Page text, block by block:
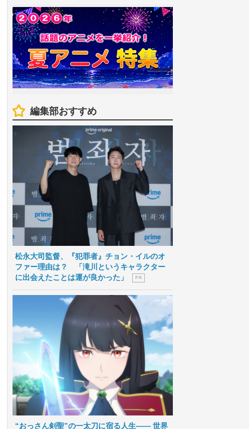
編集部おすすめ
松永大司監督、『犯罪者』チョン・イルのオ
ファー理由は？ 「滝川というキャラクター
に出会えたことは運が良かった」
P R
“おっさん剣聖”の一太刀に宿る人生―― 世界